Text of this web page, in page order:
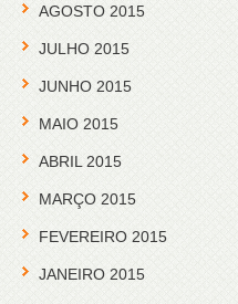
AGOSTO 2015
JULHO 2015
JUNHO 2015
MAIO 2015
ABRIL 2015
MARÇO 2015
FEVEREIRO 2015
JANEIRO 2015